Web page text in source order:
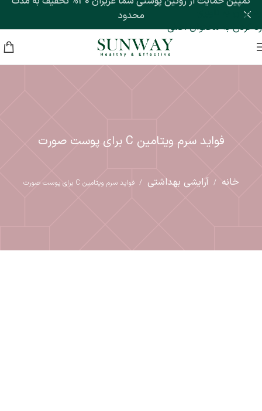
رد کردن به ناوبری
رد کردن به محتوای اصلی
محدود
فواید سرم ویتامین C برای پوست صورت
خانه / آرایشی بهداشتی / فواید سرم ویتامین C برای پوست صورت